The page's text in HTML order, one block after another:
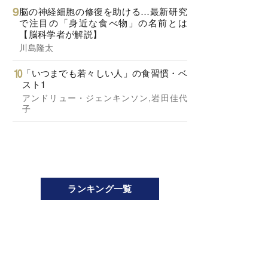
脳の神経細胞の修復を助ける…最新研究
で注目の「身近な食べ物」の名前とは
【脳科学者が解説】
川島隆太
「いつまでも若々しい人」の食習慣・ベ
スト1
アンドリュー・ジェンキンソン,岩田佳代
子
ランキング一覧